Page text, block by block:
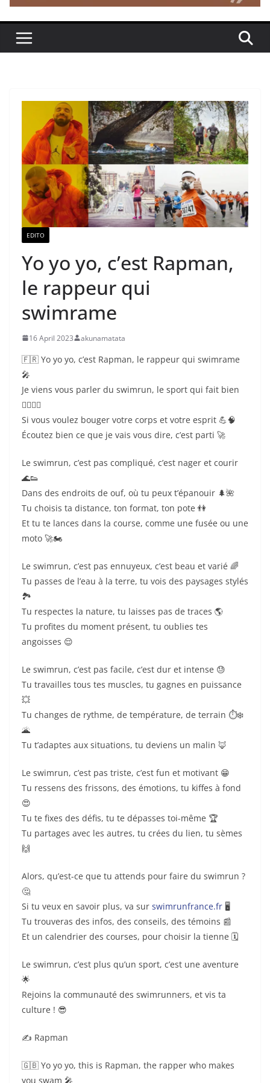
EDITO
Yo yo yo, c’est Rapman,
le rappeur qui
swimrame
16 April 2023 akunamatata
🇫🇷 Yo yo yo, c’est Rapman, le rappeur qui swimrame
🎤
Je viens vous parler du swimrun, le sport qui fait bien
🏊‍♂️🏃‍♂️
Si vous voulez bouger votre corps et votre esprit 💪🧠
Écoutez bien ce que je vais vous dire, c’est parti 🚀
Le swimrun, c’est pas compliqué, c’est nager et courir
🌊👟
Dans des endroits de ouf, où tu peux t’épanouir 🌲🌺
Tu choisis ta distance, ton format, ton pote 👫
Et tu te lances dans la course, comme une fusée ou une
moto 🚀🏍️
Le swimrun, c’est pas ennuyeux, c’est beau et varié 🌈
Tu passes de l’eau à la terre, tu vois des paysages stylés
🏞️
Tu respectes la nature, tu laisses pas de traces 🌎
Tu profites du moment présent, tu oublies tes
angoisses 😌
Le swimrun, c’est pas facile, c’est dur et intense 😓
Tu travailles tous tes muscles, tu gagnes en puissance
💥
Tu changes de rythme, de température, de terrain ⏱️❄️
🌋
Tu t’adaptes aux situations, tu deviens un malin 🦊
Le swimrun, c’est pas triste, c’est fun et motivant 😁
Tu ressens des frissons, des émotions, tu kiffes à fond
😍
Tu te fixes des défis, tu te dépasses toi-même 🏆
Tu partages avec les autres, tu crées du lien, tu sèmes
🙌
Alors, qu’est-ce que tu attends pour faire du swimrun ?
🤔
Si tu veux en savoir plus, va sur swimrunfrance.fr 🖥️
Tu trouveras des infos, des conseils, des témoins 📰
Et un calendrier des courses, pour choisir la tienne 🗓️
Le swimrun, c’est plus qu’un sport, c’est une aventure
🌟
Rejoins la communauté des swimrunners, et vis ta
culture ! 😎
✍️ Rapman
🇬🇧 Yo yo yo, this is Rapman, the rapper who makes
you swam 🎤